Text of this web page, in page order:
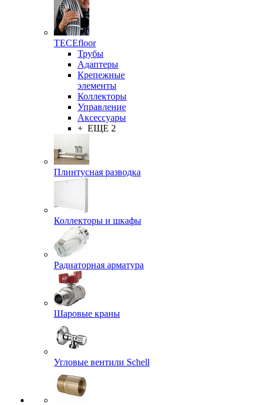
TECEfloor
Трубы
Адаптеры
Крепежные
элементы
Коллекторы
Управление
Аксессуары
+ ЕЩЕ 2
Плинтусная разводка
Коллекторы и шкафы
Радиаторная арматура
Шаровые краны
Угловые вентили Schell